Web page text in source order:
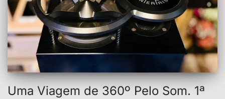
Uma Viagem de 360º Pelo Som. 1ª